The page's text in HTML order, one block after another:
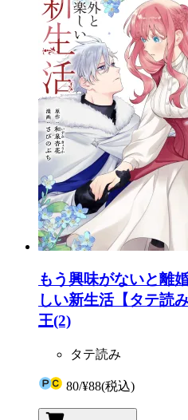
もう興味がないと離
しい新生活【タテ読
王(2)
タテ読み
80/¥88(税込)